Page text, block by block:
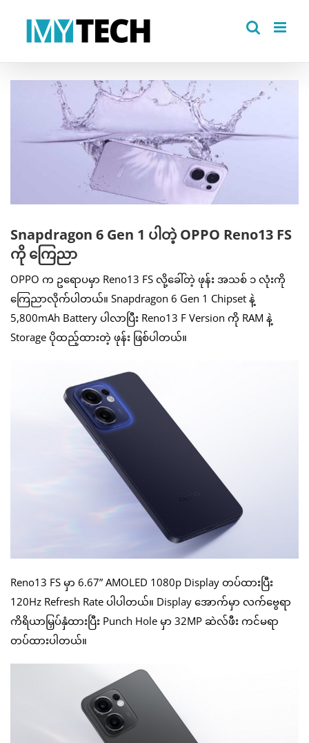
Snapdragon 6 Gen 1 ပါတဲ့ OPPO Reno13 FS
ကို ကြေညာ
OPPO က ဥရောပမှာ Reno13 FS လို့ခေါ်တဲ့ ဖုန်း အသစ် ၁ လုံးကို
ကြေညာလိုက်ပါတယ်။ Snapdragon 6 Gen 1 Chipset နဲ့
5,800mAh Battery ပါလာပြီး Reno13 F Version ကို RAM နဲ့
Storage ပိုထည့်ထားတဲ့ ဖုန်း ဖြစ်ပါတယ်။
Reno13 FS မှာ 6.67” AMOLED 1080p Display တပ်ထားပြီး
120Hz Refresh Rate ပါပါတယ်။ Display အောက်မှာ လက်ဗွေရာ
ကိရိယာမြှပ်နှံထားပြီး Punch Hole မှာ 32MP ဆဲလ်ဖီး ကင်မရာ
တပ်ထားပါတယ်။